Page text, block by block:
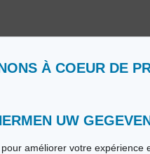
À COEUR DE
UW
améliorer votre expérience